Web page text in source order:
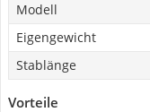
Modell
Eigengewicht
Stablänge
Vorteile